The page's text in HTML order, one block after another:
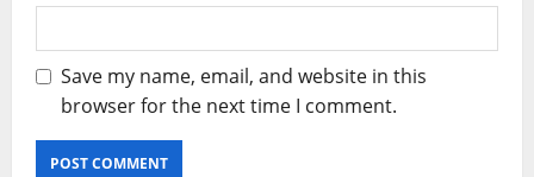
Save my name, email, and website in this
browser for the next time I comment.